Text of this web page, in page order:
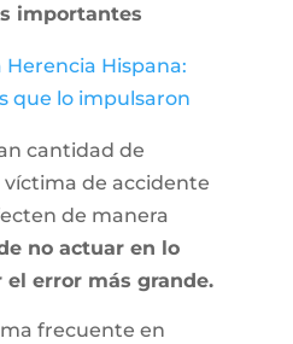
importantes
Herencia Hispana:
que lo impulsaron
cantidad de
de accidente
de manera
no actuar en lo
error más grande.
frecuente en